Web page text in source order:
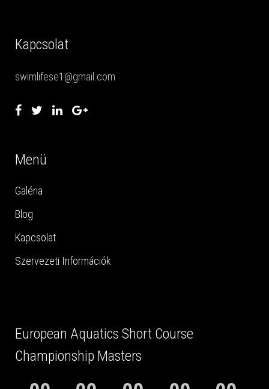
Kapcsolat
swimlifese1@gmail.com
Menü
Galéria
Blog
Kapcsolat
Szervezeti Információk
European Aquatics Short Course
Championship Masters